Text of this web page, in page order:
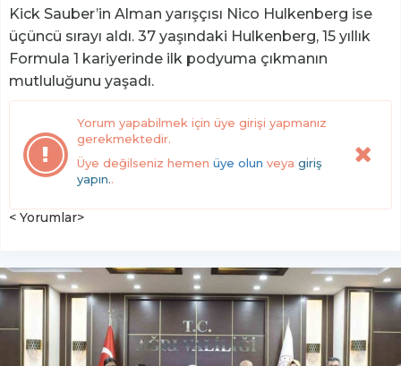
Kick Sauber’in Alman yarışçısı Nico Hulkenberg ise
üçüncü sırayı aldı. 37 yaşındaki Hulkenberg, 15 yıllık
Formula 1 kariyerinde ilk podyuma çıkmanın
mutluluğunu yaşadı.
Yorum yapabilmek için üye girişi yapmanız
gerekmektedir.
Üye değilseniz hemen üye olun veya giriş
yapın..
< Yorumlar>